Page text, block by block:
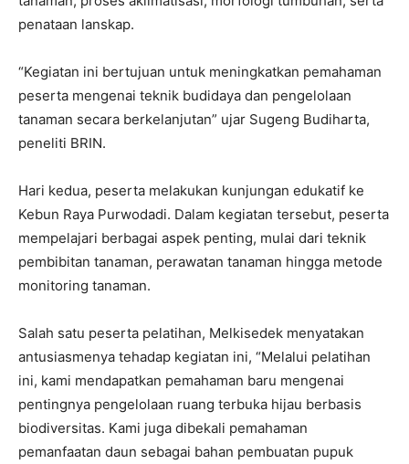
penataan lanskap.
“Kegiatan ini bertujuan untuk meningkatkan pemahaman
peserta mengenai teknik budidaya dan pengelolaan
tanaman secara berkelanjutan” ujar Sugeng Budiharta,
peneliti BRIN.
Hari kedua, peserta melakukan kunjungan edukatif ke
Kebun Raya Purwodadi. Dalam kegiatan tersebut, peserta
mempelajari berbagai aspek penting, mulai dari teknik
pembibitan tanaman, perawatan tanaman hingga metode
monitoring tanaman.
Salah satu peserta pelatihan, Melkisedek menyatakan
antusiasmenya tehadap kegiatan ini, “Melalui pelatihan
ini, kami mendapatkan pemahaman baru mengenai
pentingnya pengelolaan ruang terbuka hijau berbasis
biodiversitas. Kami juga dibekali pemahaman
pemanfaatan daun sebagai bahan pembuatan pupuk